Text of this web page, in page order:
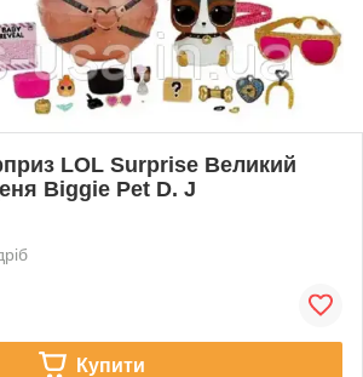
LOL Surprise Великий
Biggie Pet D. J
Купити